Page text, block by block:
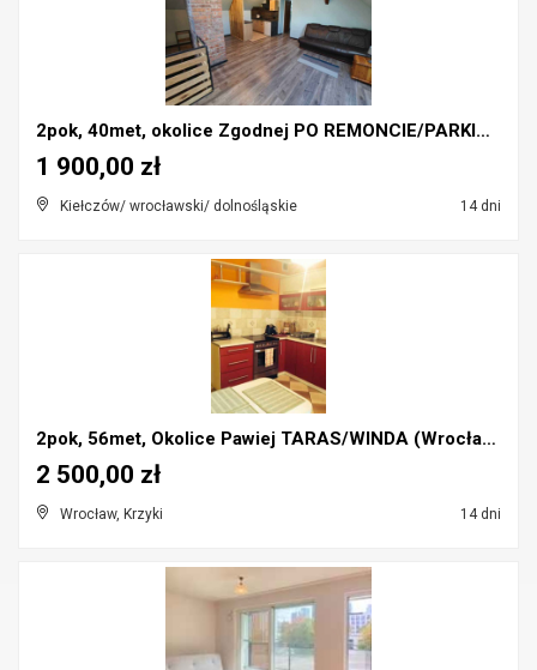
2pok, 40met, okolice Zgodnej PO REMONCIE/PARKING (...
Kiełczów/ wrocławski/ dolnośląskie 14 dni
1 900,00 zł
2pok, 56met, Okolice Pawiej TARAS/WINDA (Wrocław)
Wrocław, Krzyki 14 dni
2 500,00 zł